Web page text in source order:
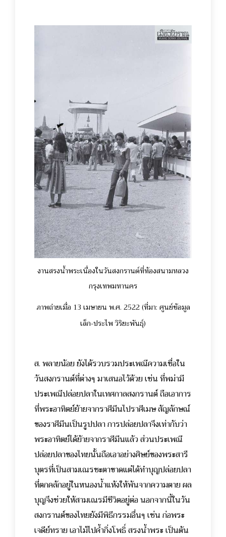
งานสรงน้ำพระเนื่องในวันสงกรานต์ที่ท้องสนามหลวง
กรุงเทพมหานคร
ภาพถ่ายเมื่อ 13 เมษายน พ.ศ. 2522 (ที่มา: ศูนย์ข้อมูล
เล็ก-ประไพ วิริยะพันธุ์)
ส. พลายน้อย ยังได้รวบรวมประเพณีความเชื่อใน
วันสงกรานต์ที่ต่างๆ มาเสนอไว้ด้วย เช่น ที่พม่ามี
ประเพณีปล่อยปลาในเทศกาลสงกรานต์ ถือเอาการ
ที่พระอาทิตย์ย้ายจากราศีมีนไปราศีเมษ สัญลักษณ์
ของราศีมีนเป็นรูปปลา การปล่อยปลาจึงเท่ากับว่า
พระอาทิตย์ได้ย้ายจากราศีมีนแล้ว ส่วนประเพณี
ปล่อยปลาของไทยนั้นถือเอาอย่างศิษย์ของพระสารี
บุตรที่เป็นสามเณรชะตาขาดแต่ได้ทำบุญปล่อยปลา
ที่ตกคลักอยู่ในหนองน้ำแห้งให้พ้นจากความตาย ผล
บุญจึงช่วยให้สามเณรมีชีวิตอยู่ต่อ นอกจากนี้ในวัน
สงกรานต์ของไทยยังมีพิธีกรรมอื่นๆ เช่น ก่อพระ
เจดีย์ทราย เอาไม้ไปค้ำกิ่งโพธิ์ สรงน้ำพระ เป็นต้น